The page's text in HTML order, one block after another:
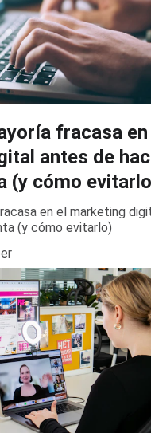
fracasa en
antes de
(y cómo
en el marketing
(y cómo evitarlo)